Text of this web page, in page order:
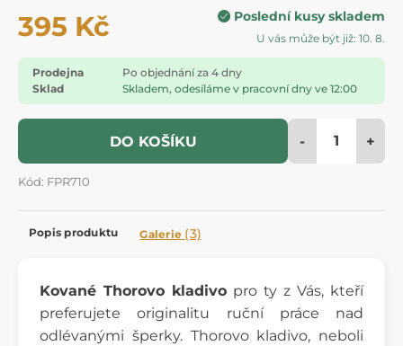
395 Kč Poslední kusy skladem
U vás může být již: 10. 8.
Prodejna
Po objednání za 4 dny
Sklad
Skladem, odesíláme v pracovní dny ve 12:00
DO KOŠÍKU - +
Kód: FPR710
Popis produktu Galerie (3)
Kované Thorovo kladivo pro ty z Vás, kteří
preferujete originalitu ruční práce nad
odlévanými šperky. Thorovo kladivo, neboli